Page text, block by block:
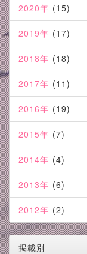
2020年 (15)
2019年 (17)
2018年 (18)
2017年 (11)
2016年 (19)
2015年 (7)
2014年 (4)
2013年 (6)
2012年 (2)
掲載別